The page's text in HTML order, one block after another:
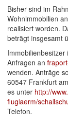
Bisher sind im
Wohnimmobilien
realisiert worden.
beträgt insgesamt
Anfragen an
wenden. Anträge
60547 Frankfurt
es unter http://
fluglaerm/
Telefon.